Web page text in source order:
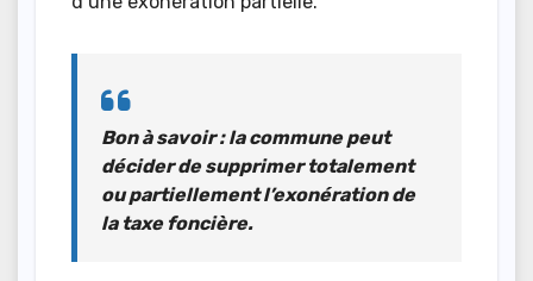
Bon à savoir :la commune peut
décider de supprimer totalement
ou partiellement l’exonération de
la taxe foncière.